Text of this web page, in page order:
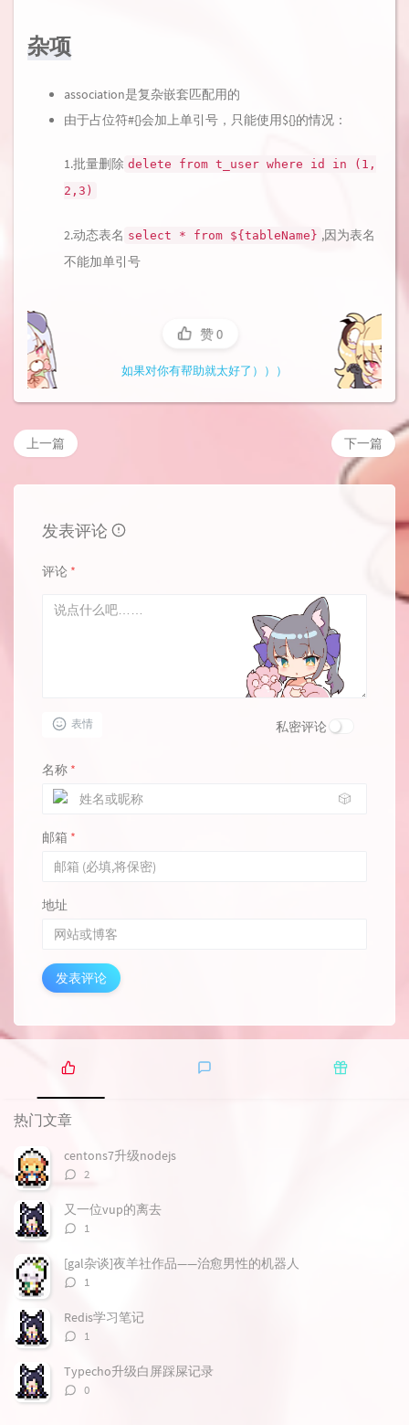
杂项
association是复杂嵌套匹配用的
由于占位符#{}会加上单引号，只能使用${}的情况：
1.批量删除 delete from t_user where id in (1,
2,3)
2.动态表名 select * from ${tableName} ,因为表名
不能加单引号
赞0
如果对你有帮助就太好了）））
下一篇
上一篇
发表评论
评论 *
表情 私密评论
名称 *
🎲
邮箱 *
地址
发表评论
门
文
热门文章
centons7升级nodejs
评
数：
2
又一位vup的离去
评
数：
1
[gal杂谈]夜羊社作品——治愈男性的机器人
评
数：
1
Redis学习笔记
评
数：
1
Typecho升级白屏踩屎记录
评
0